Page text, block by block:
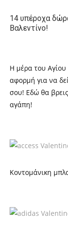
14 υπέροχα
Βαλεντίνο!
Η μέρα του Αγίου
αφορμή για να
σου! Εδώ θα
αγάπη!
Κοντομάνικη